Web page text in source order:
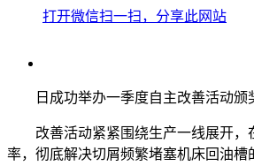
打开微信扫一扫，分享此网站
日成功举办一季度自主改善活动颁奖
改善活动紧紧围绕生产一线展开，在
率，彻底解决切屑频繁堵塞机床回油